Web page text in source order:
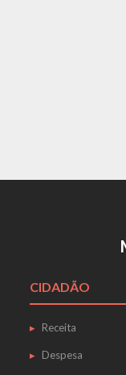
CIDADÃO
Receita
Despesa